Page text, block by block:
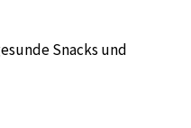
Snacks und